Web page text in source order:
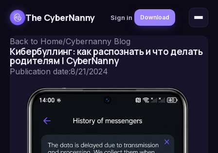
The CyberNanny Sign in Download
Back to Home/Cybernanny Blog
Кибербуллинг: как распознать и что делать
родителям | CyberNanny
Publication date:8/21/2024